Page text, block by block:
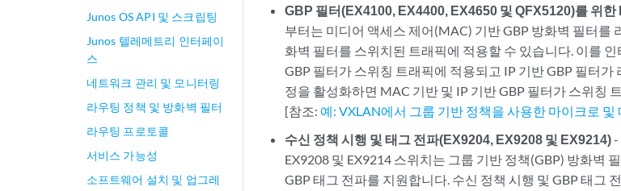
Junos OS API 및 스크립팅
Junos 텔레메트리 인터페이
스
네트워크 관리 및 모니터링
라우팅 정책 및 방화벽 필터
라우팅 프로토콜
서비스 가능성
소프트웨어 설치 및 업그레
GBP 필터(EX4100, EX4400, EX4650 및 QFX5120)를 위
부터는 미디어 액세스 제어(MAC) 기반 GBP 방화벽 필터를
화벽 필터를 스위치된 트래픽에 적용할 수 있습니다. 이를
GBP 필터가 스위칭 트래픽에 적용되고 IP 기반 GBP 필터
정을 활성화하면 MAC 기반 및 IP 기반 GBP 필터가 스위칭
[참조: 예: VXLAN에서 그룹 기반 정책을 사용한 마이크로 및
수신 정책 시행 및 태그 전파(EX9204, EX9208 및 EX9214)-
EX9208 및 EX9214 스위치는 그룹 기반 정책(GBP) 방화벽
GBP 태그 전파를 지원합니다. 수신 정책 시행 및 GBP 태그